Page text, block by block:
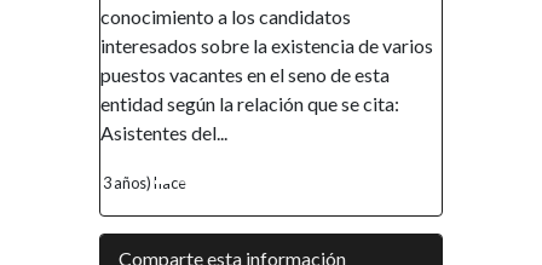
a los candidatos
sobre la existencia de varios
vacantes en el seno de esta
según la relación que se cita:
del...
Gobierno de la República
Ecuatorial en el marco de
promover la inclusión y la
financiera, así como el
Comparte esta información